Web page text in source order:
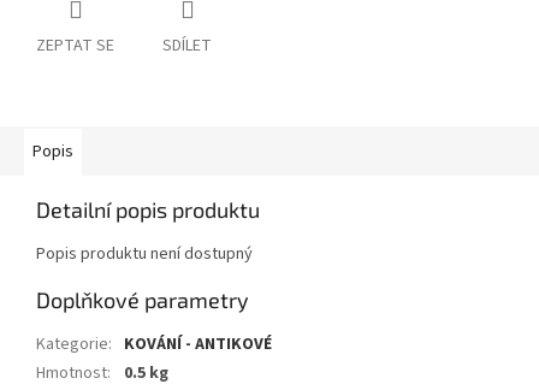
ZEPTAT SE SDÍLET
Popis
Detailní popis produktu
Popis produktu není dostupný
Doplňkové parametry
Kategorie: KOVÁNÍ - ANTIKOVÉ
Hmotnost: 0.5 kg